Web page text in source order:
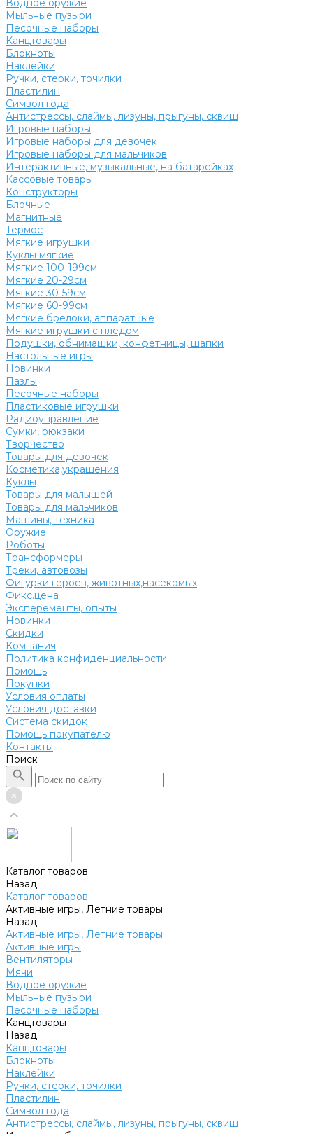
Водное оружие
Мыльные пузыри
Песочные наборы
Канцтовары
Блокноты
Наклейки
Ручки, стерки, точилки
Пластилин
Символ года
Антистрессы, слаймы, лизуны, прыгуны, сквиш
Игровые наборы
Игровые наборы для девочек
Игровые наборы для мальчиков
Интерактивные, музыкальные, на батарейках
Кассовые товары
Конструкторы
Блочные
Магнитные
Термос
Мягкие игрушки
Куклы мягкие
Мягкие 100-199см
Мягкие 20-29см
Мягкие 30-59см
Мягкие 60-99см
Мягкие брелоки, аппаратные
Мягкие игрушки с пледом
Подушки, обнимашки, конфетницы, шапки
Настольные игры
Новинки
Пазлы
Песочные наборы
Пластиковые игрушки
Радиоуправление
Сумки, рюкзаки
Творчество
Товары для девочек
Косметика,украшения
Куклы
Товары для малышей
Товары для мальчиков
Машины, техника
Оружие
Роботы
Трансформеры
Треки, автовозы
Фигурки героев, животных,насекомых
Фикс.цена
Эксперементы, опыты
Новинки
Скидки
Компания
Политика конфиденциальности
Помощь
Покупки
Условия оплаты
Условия доставки
Система скидок
Помощь покупателю
Контакты
Поиск
Каталог товаров
Назад
Каталог товаров
Активные игры, Летние товары
Назад
Активные игры, Летние товары
Активные игры
Вентиляторы
Мячи
Водное оружие
Мыльные пузыри
Песочные наборы
Канцтовары
Назад
Канцтовары
Блокноты
Наклейки
Ручки, стерки, точилки
Пластилин
Символ года
Антистрессы, слаймы, лизуны, прыгуны, сквиш